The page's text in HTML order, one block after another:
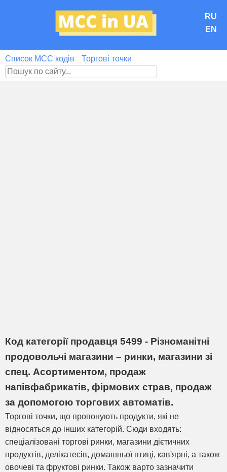
RU
EN
Список MCC кодів Торгові точки
Код категорії продавця 5499 - Різноманітні
продовольчі магазини – ринки, магазини зі
спец. Асортиментом, продаж
напівфабрикатів, фірмових страв, продаж
за допомогою торгових автоматів.
Торгові точки, що пропонують продукти, які не
відносяться до інших категорій. Сюди входять:
спеціалізовані торгові ринки, магазини дієтичних
продуктів, делікатесів, домашньої птиці, кав'ярні, а також
овочеві та фруктові ринки. Також варто зазначити